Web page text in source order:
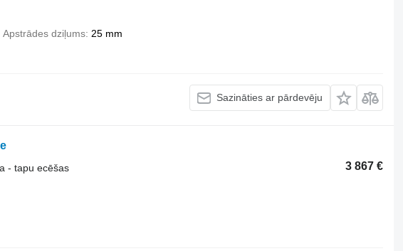
Apstrādes dziļums 25 mm
Sazināties ar pārdevēju
3 867 €
- tapu ecēšas